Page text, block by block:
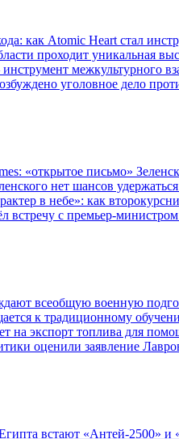
как Atomic Heart стал
проходит уникальная
межкультурного
уголовное дело
«открытое письмо»
нет шансов
в небе»: как
встречу с премьер-
всеобщую военную
к традиционному
на экспорт топлива для
оценили заявление
встают «Антей-2500» и